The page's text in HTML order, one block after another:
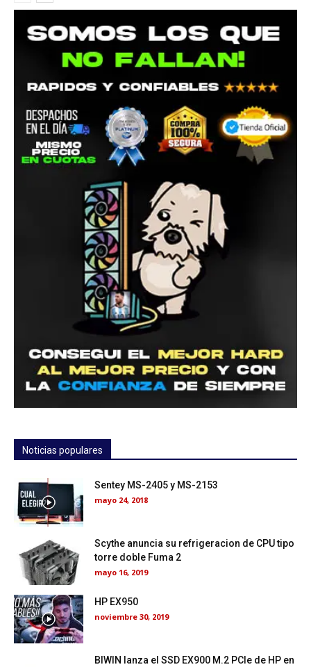
Noticias populares
Sentey MS-2405 y MS-2153
mayo 24, 2018
Scythe anuncia su refrigeracion de CPU tipo
torre doble Fuma 2
mayo 16, 2019
HP EX950
noviembre 30, 2019
BIWIN lanza el SSD EX900 M.2 PCIe de HP en